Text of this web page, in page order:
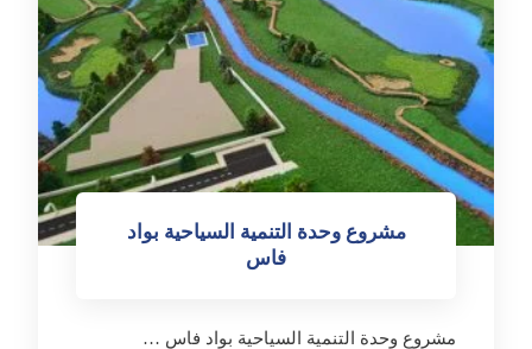
مشروع وحدة التنمية السياحية بواد
فاس
مشروع وحدة التنمية السياحية بواد فاس …